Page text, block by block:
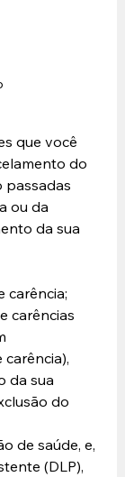
que você
do
passadas
ou da
da sua
carência;
carências
da sua
do
de saúde, e,
(DLP),